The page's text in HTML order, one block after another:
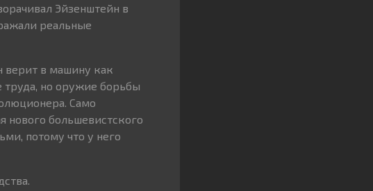
Эйзенштейн в
реальные
верит в машину как
но оружие борьбы
Само
нового большевистского
потому что у него